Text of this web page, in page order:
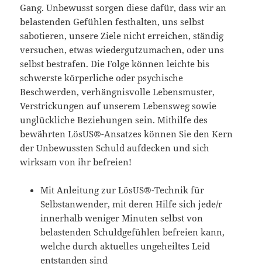
Gang. Unbewusst sorgen diese dafür, dass wir an
belastenden Gefühlen festhalten, uns selbst
sabotieren, unsere Ziele nicht erreichen, ständig
versuchen, etwas wiedergutzumachen, oder uns
selbst bestrafen. Die Folge können leichte bis
schwerste körperliche oder psychische
Beschwerden, verhängnisvolle Lebensmuster,
Verstrickungen auf unserem Lebensweg sowie
unglückliche Beziehungen sein. Mithilfe des
bewährten LösUS®-Ansatzes können Sie den Kern
der Unbewussten Schuld aufdecken und sich
wirksam von ihr befreien!
Mit Anleitung zur LösUS®-Technik für
Selbstanwender, mit deren Hilfe sich jede/r
innerhalb weniger Minuten selbst von
belastenden Schuldgefühlen befreien kann,
welche durch aktuelles ungeheiltes Leid
entstanden sind